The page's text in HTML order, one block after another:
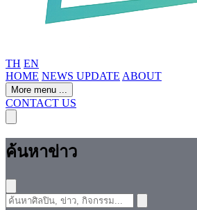
TH EN
HOME NEWS UPDATE ABOUT
More menu ...
CONTACT US
ค้นหาข่าว